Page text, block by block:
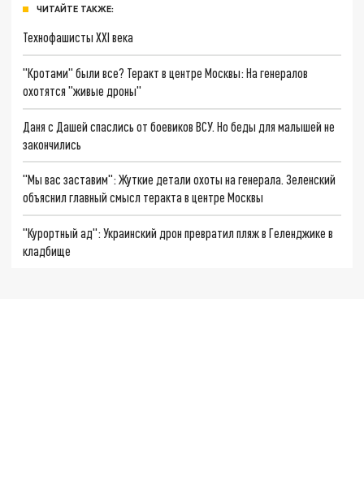
ЧИТАЙТЕ ТАКЖЕ:
Технофашисты XXI века
"Кротами" были все? Теракт в центре Москвы: На генералов
охотятся "живые дроны"
Даня с Дашей спаслись от боевиков ВСУ. Но беды для малышей не
закончились
"Мы вас заставим": Жуткие детали охоты на генерала. Зеленский
объяснил главный смысл теракта в центре Москвы
"Курортный ад": Украинский дрон превратил пляж в Геленджике в
кладбище